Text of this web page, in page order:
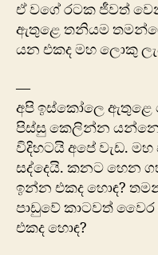
ඒ වගේ රටක ජීවත්
ඇතුළෙ තනියම
යන එකද මහ ‍ලොකු
—
අපි ඉස්කෝලෙ ඇතුළෙ
පිස්සු කෙලින්න යන්නෙ
විදිහටයි අපේ ‍වැඩ.
සද්දෙයි. කනට හෙන
ඉන්න එකද හොඳ?
පාඩුවේ කාටවත්
එකද හොඳ?